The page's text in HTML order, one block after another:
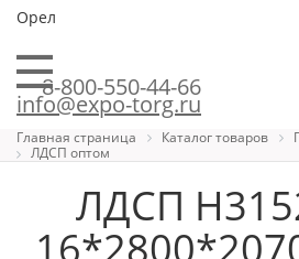
Орел
8-800-550-44-66
info@expo-torg.ru
Главная страница Каталог товаров
ЛДСП оптом
ЛДСП